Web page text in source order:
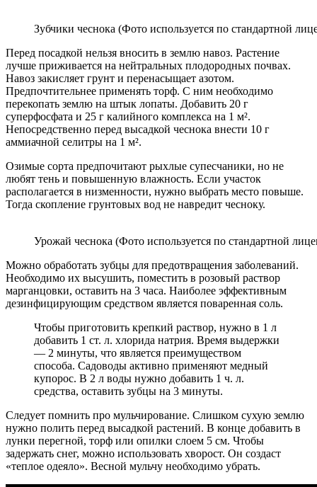
Зубчики чеснока (Фото используется по стандартной
Перед посадкой нельзя вносить в землю навоз. Растение
лучше приживается на нейтральных плодородных почвах.
Навоз закисляет грунт и перенасыщает азотом.
Предпочтительнее применять торф. С ним необходимо
перекопать землю на штык лопаты. Добавить 20 г
суперфосфата и 25 г калийного комплекса на 1 м².
Непосредственно перед высадкой чеснока внести 10 г
аммиачной селитры на 1 м².
Озимые сорта предпочитают рыхлые супесчаники, но не
любят тень и повышенную влажность. Если участок
располагается в низменности, нужно выбрать место повыше.
Тогда скопление грунтовых вод не навредит чесноку.
Урожай чеснока (Фото используется по стандартной
Можно обработать зубцы для предотвращения заболеваний.
Необходимо их высушить, поместить в розовый раствор
марганцовки, оставить на 3 часа. Наиболее эффективным
дезинфицирующим средством является поваренная соль.
Чтобы приготовить крепкий раствор, нужно в 1 л
добавить 1 ст. л. хлорида натрия. Время выдержки
— 2 минуты, что является преимуществом
способа. Садоводы активно применяют медный
купорос. В 2 л воды нужно добавить 1 ч. л.
средства, оставить зубцы на 3 минуты.
Следует помнить про мульчирование. Слишком сухую землю
нужно полить перед высадкой растений. В конце добавить в
лунки перегной, торф или опилки слоем 5 см. Чтобы
задержать снег, можно использовать хворост. Он создаст
«теплое одеяло». Весной мульчу необходимо убрать.